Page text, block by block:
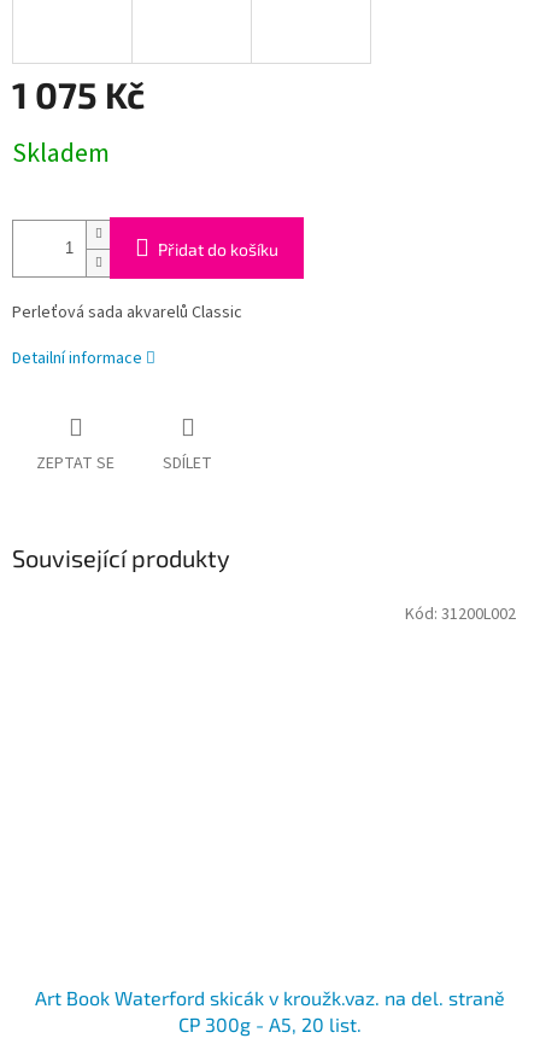
1 075 Kč
cena:
Skladem
Přidat do košíku
Perleťová sada akvarelů Classic
Detailní informace
ZEPTAT SE SDÍLET
Související produkty
Art Book Waterford skicák v kroužk.vaz. na del. straně
CP 300g - A5, 20 list.
Kód: 31200L002